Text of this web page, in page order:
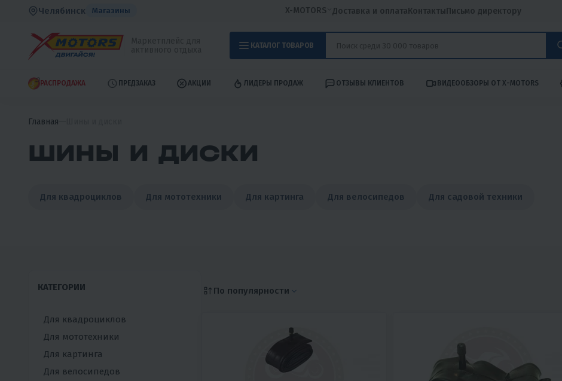
Челябинск Магазины X-MOTORS Доставка и оплатаКонтактыПисьмо директору
КАТАЛОГ ТОВАРОВ
РАСПРОДАЖА ПРЕДЗАКАЗ АКЦИИ ЛИДЕРЫ ПРОДАЖ ОТЗЫВЫ КЛИЕНТОВ ВИДЕООБЗОРЫ ОТ X-MOTORS
Главная
ШИНЫ И ДИСКИ
Для квадроциклов Для мототехники Для картинга Для велосипедов Для садовой техники
КАТЕГОРИИ
Для квадроциклов
Для мототехники
Для картинга
Для велосипедов
По популярности